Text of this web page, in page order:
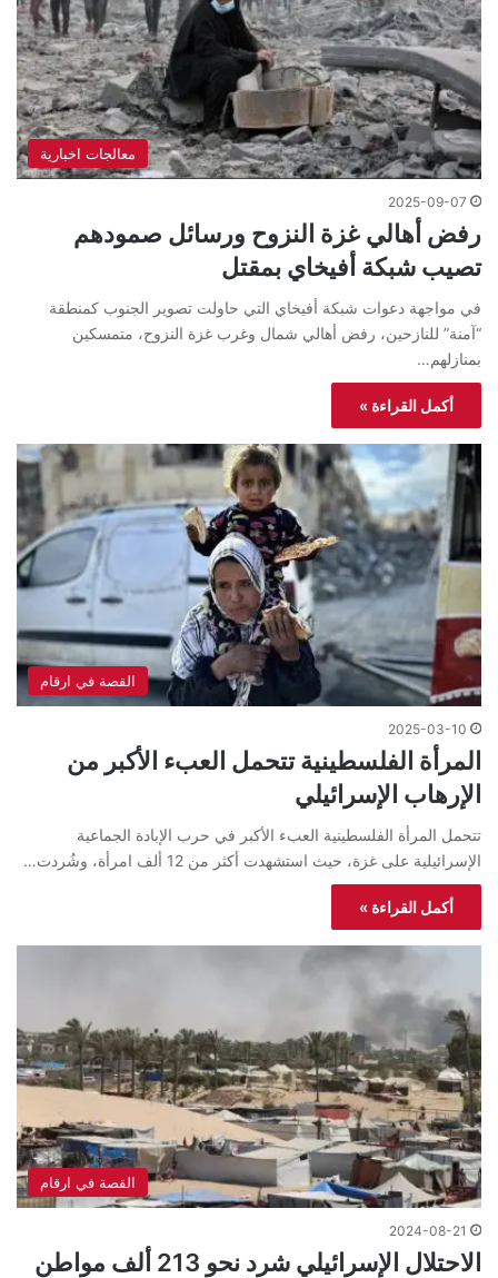
معالجات اخبارية
2025-09-07
رفض أهالي غزة النزوح ورسائل صمودهم
تصيب شبكة أفيخاي بمقتل
في مواجهة دعوات شبكة أفيخاي التي حاولت تصوير الجنوب كمنطقة
“آمنة” للنازحين، رفض أهالي شمال وغرب غزة النزوح، متمسكين
بمنازلهم…
أكمل القراءة »
القصة في ارقام
2025-03-10
المرأة الفلسطينية تتحمل العبء الأكبر من
الإرهاب الإسرائيلي
تتحمل المرأة الفلسطينية العبء الأكبر في حرب الإبادة الجماعية
الإسرائيلية على غزة، حيث استشهدت أكثر من 12 ألف امرأة، وشُردت…
أكمل القراءة »
القصة في ارقام
2024-08-21
الاحتلال الإسرائيلي شرد نحو 213 ألف مواطن